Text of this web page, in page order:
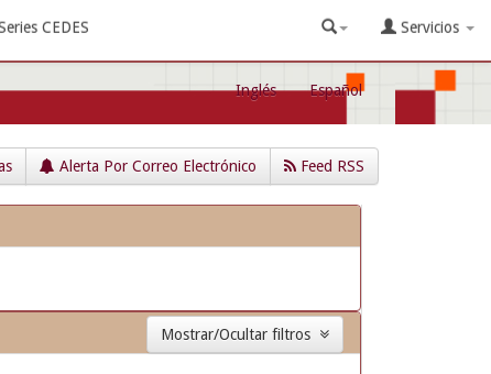
CEDES Servicios
Inglés Español
Alerta Por Correo Electrónico Feed RSS